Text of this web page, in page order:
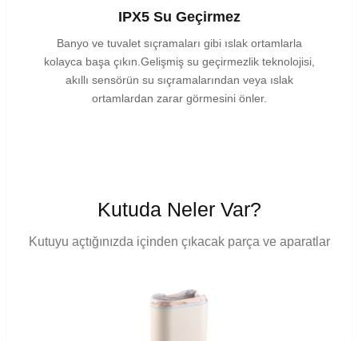
IPX5 Su Geçirmez
Banyo ve tuvalet sıçramaları gibi ıslak ortamlarla
kolayca başa çıkın.Gelişmiş su geçirmezlik teknolojisi,
akıllı sensörün su sıçramalarından veya ıslak
ortamlardan zarar görmesini önler.
Kutuda Neler Var?
Kutuyu açtığınızda içinden çıkacak parça ve aparatlar